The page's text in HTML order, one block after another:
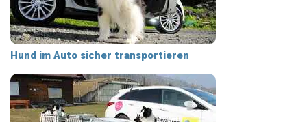
Hund im Auto sicher transportieren